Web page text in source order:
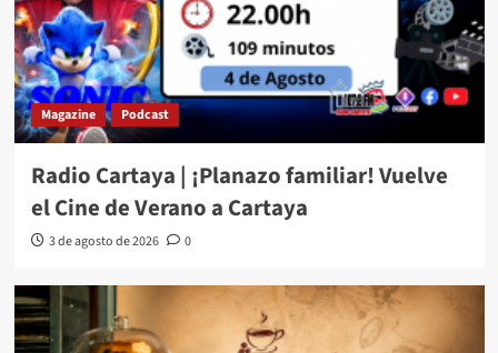
Magazine Podcast
Radio Cartaya | ¡Planazo familiar! Vuelve
el Cine de Verano a Cartaya
3 de agosto de 2026 0